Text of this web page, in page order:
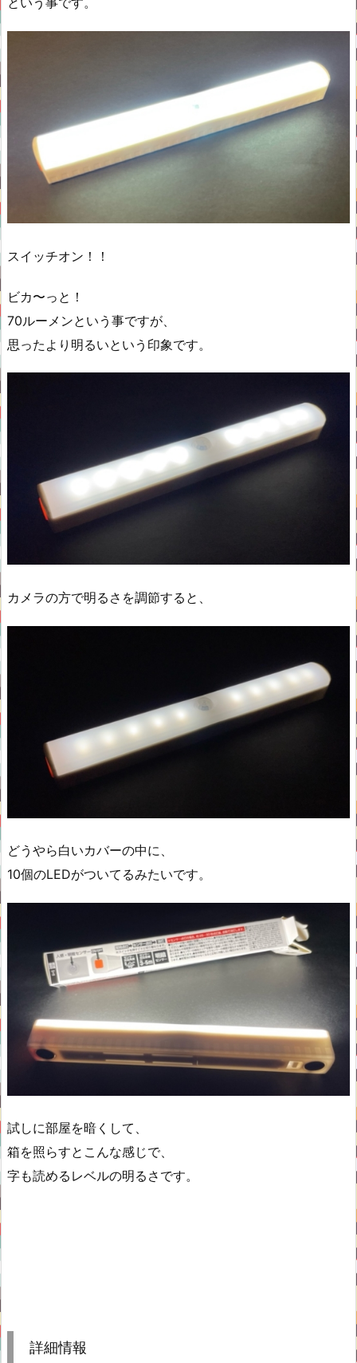
スイッチオン！！
ビカ〜っと！
70ルーメンという事ですが、
思ったより明るいという印象です。
カメラの方で明るさを調節すると、
どうやら白いカバーの中に、
10個のLEDがついてるみたいです。
試しに部屋を暗くして、
箱を照らすとこんな感じで、
字も読めるレベルの明るさです。
詳細情報